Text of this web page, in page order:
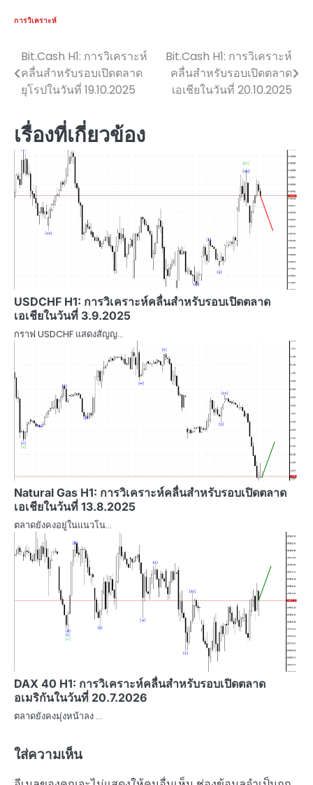
การวิเคราะห์
แนะแนว
เรื่อง
Bit.Cash H1: การวิเคราะห์
คลื่นสำหรับรอบเปิดตลาด
ยุโรปในวันที่ 19.10.2025
Bit.Cash H1: การวิเคราะห์
คลื่นสำหรับรอบเปิดตลาด
เอเชียในวันที่ 20.10.2025
เรื่องที่เกี่ยวข้อง
USDCHF H1: การวิเคราะห์คลื่นสำหรับรอบเปิดตลาด
เอเชียในวันที่ 3.9.2025
กราฟ USDCHF แสดงสัญญ…
Natural Gas H1: การวิเคราะห์คลื่นสำหรับรอบเปิดตลาด
เอเชียในวันที่ 13.8.2025
ตลาดยังคงอยู่ในแนวโน…
DAX 40 H1: การวิเคราะห์คลื่นสำหรับรอบเปิดตลาด
อเมริกันในวันที่ 20.7.2026
ตลาดยังคงมุ่งหน้าลง …
ใส่ความเห็น